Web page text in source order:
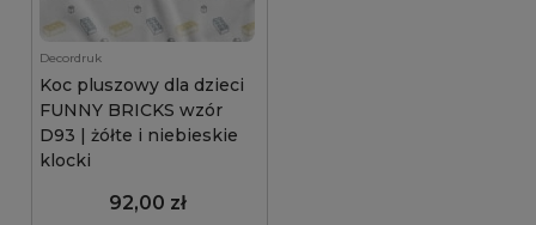
Decordruk
Koc pluszowy dla dzieci
FUNNY BRICKS wzór
D93 | żółte i niebieskie
klocki
92,00 zł